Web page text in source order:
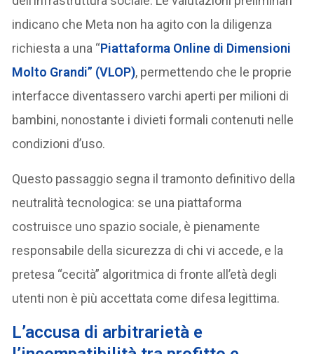
indicano che Meta non ha agito con la diligenza
richiesta a una “Piattaforma Online di Dimensioni
Molto Grandi” (VLOP), permettendo che le proprie
interfacce diventassero varchi aperti per milioni di
bambini, nonostante i divieti formali contenuti nelle
condizioni d’uso.
Questo passaggio segna il tramonto definitivo della
neutralità tecnologica: se una piattaforma
costruisce uno spazio sociale, è pienamente
responsabile della sicurezza di chi vi accede, e la
pretesa “cecità” algoritmica di fronte all’età degli
utenti non è più accettata come difesa legittima.
L’accusa di arbitrarietà e